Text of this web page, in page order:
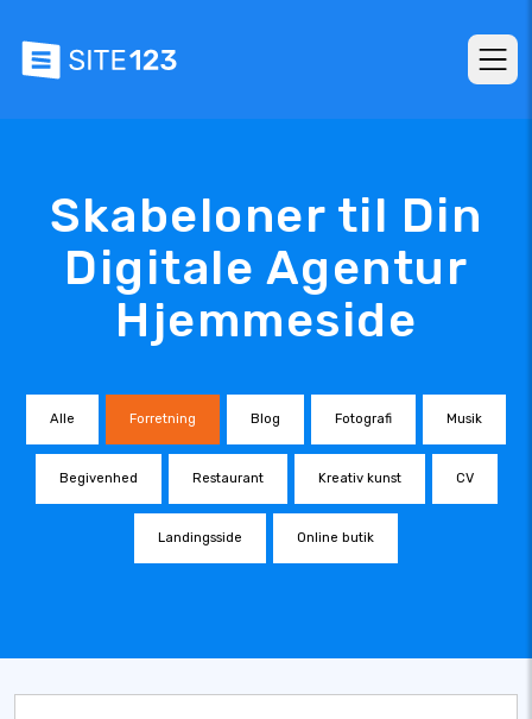
Skabeloner til Din
Digitale Agentur
Hjemmeside
Alle Forretning Blog Fotografi Musik
Begivenhed Restaurant Kreativ kunst CV
Landingsside Online butik